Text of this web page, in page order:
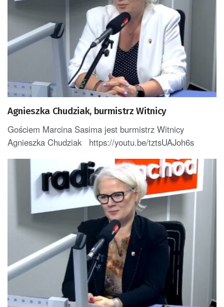
Agnieszka Chudziak, burmistrz Witnicy
Gościem Marcina Sasima jest burmistrz Witnicy
Agnieszka Chudziak https://youtu.be/tztsUAJoh6s